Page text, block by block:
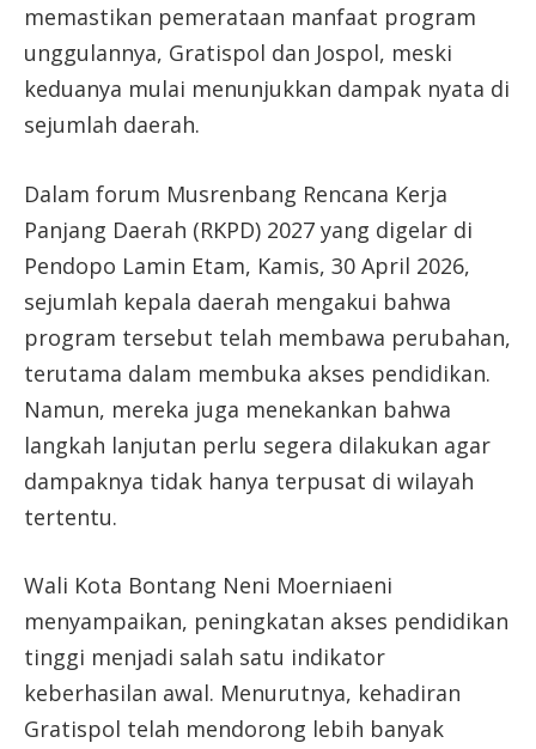
memastikan pemerataan manfaat program
unggulannya, Gratispol dan Jospol, meski
keduanya mulai menunjukkan dampak nyata di
sejumlah daerah.
Dalam forum Musrenbang Rencana Kerja
Panjang Daerah (RKPD) 2027 yang digelar di
Pendopo Lamin Etam, Kamis, 30 April 2026,
sejumlah kepala daerah mengakui bahwa
program tersebut telah membawa perubahan,
terutama dalam membuka akses pendidikan.
Namun, mereka juga menekankan bahwa
langkah lanjutan perlu segera dilakukan agar
dampaknya tidak hanya terpusat di wilayah
tertentu.
Wali Kota Bontang Neni Moerniaeni
menyampaikan, peningkatan akses pendidikan
tinggi menjadi salah satu indikator
keberhasilan awal. Menurutnya, kehadiran
Gratispol telah mendorong lebih banyak